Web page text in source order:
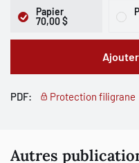
Papier
70,00 $
PDF: Protection filigrane
Autres